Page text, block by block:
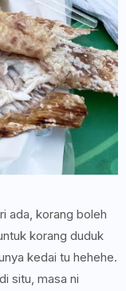
ada, korang boleh
korang duduk
kedai tu hehehe.
situ, masa ni